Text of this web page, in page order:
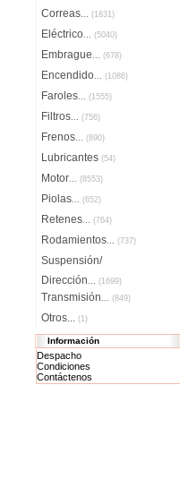
Correas... (1831)
Eléctrico... (5040)
Embrague... (678)
Encendido... (1086)
Faroles... (1555)
Filtros... (756)
Frenos... (890)
Lubricantes (54)
Motor... (8553)
Piolas... (652)
Retenes... (764)
Rodamientos... (737)
Suspensión/
Dirección... (1699)
Transmisión... (849)
Otros... (1)
Información
Despacho
Condiciones
Contáctenos